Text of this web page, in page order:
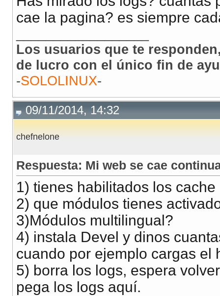
cae la pagina? es siempre
Los usuarios que te
de lucro con el único fin de
-SOLOLINUX-
09/11/2014, 14:32
chefnelone
Respuesta: Mi web se cae
1) tienes habilitados los
2) que módulos tienes
3)Módulos multilingual?
4) instala Devel y dinos
cuando por ejemplo cargas el
5) borra los logs, espera
pega los logs aquí.